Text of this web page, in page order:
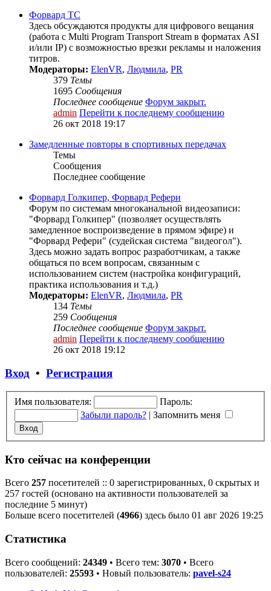
Форвард ТС
Здесь обсуждаются продукты для цифрового вещания
(работа с Multi Program Transport Stream в форматах ASI
и/или IP) с возможностью врезки рекламы и наложения
титров.
Модераторы: ElenVR, Людмила, PR
379 Темы
1695 Сообщения
Последнее сообщение Форум закрыт.
admin Перейти к последнему сообщению
26 окт 2018 19:17
Замедленные повторы в спортивных передачах
Темы
Сообщения
Последнее сообщение
Форвард Голкипер, Форвард Рефери
Форум по системам многоканальной видеозаписи:
"Форвард Голкипер" (позволяет осуществлять
замедленное воспроизведение в прямом эфире) и
"Форвард Рефери" (судейская система "видеогол").
Здесь можно задать вопрос разработчикам, а также
общаться по всем вопросам, связанным с
использованием систем (настройка конфигураций,
практика использования и т.д.)
Модераторы: ElenVR, Людмила, PR
134 Темы
259 Сообщения
Последнее сообщение Форум закрыт.
admin Перейти к последнему сообщению
26 окт 2018 19:12
Вход • Регистрация
Имя пользователя:
Пароль:
Забыли пароль? | Запомнить меня
Кто сейчас на конференции
Всего 257 посетителей :: 0 зарегистрированных, 0 скрытых и
257 гостей (основано на активности пользователей за
последние 5 минут)
Больше всего посетителей (4966) здесь было 01 авг 2026 19:25
Статистика
Всего сообщений: 24349 • Всего тем: 3070 • Всего
пользователей: 25593 • Новый пользователь: pavel-s24